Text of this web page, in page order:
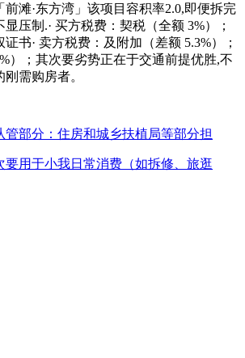
滩·东方湾」该项目容积率2.0,即便拆完
压制.· 买方税费：契税（全额 3%）；
书· 卖方税费：及附加（差额 5.3%）；
）；其次要劣势正在于交通前提优胜,不
需购房者。
管部分：住房和城乡扶植局等部分担
要用于小我日常消费（如拆修、旅逛